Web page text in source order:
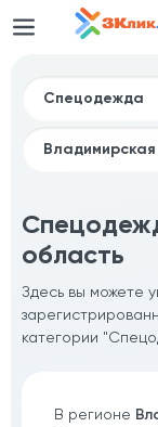
область
Здесь вы можете
категории
В регионе